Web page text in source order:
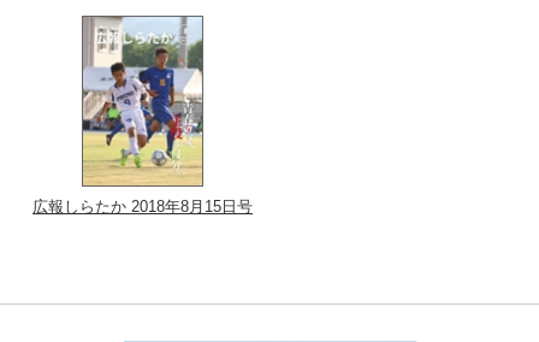
広報しらたか 2018年8月15日号